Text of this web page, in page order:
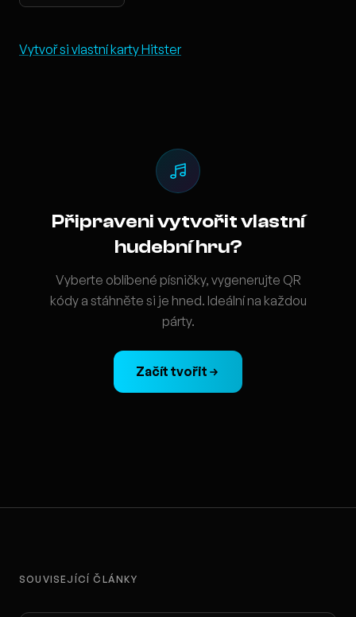
Vytvoř si vlastní karty Hitster
Připraveni vytvořit vlastní
hudební hru?
Vyberte oblíbené písničky, vygenerujte QR
kódy a stáhněte si je hned. Ideální na každou
párty.
Začít tvořit
SOUVISEJÍCÍ ČLÁNKY